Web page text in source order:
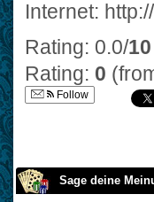
Internet:
Rating: 0.0/10
Rating: 0
Follow
Sage deine